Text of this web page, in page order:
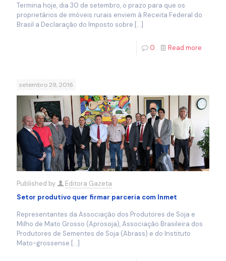
Termina hoje, dia 30 de setembro, o prazo para que os
proprietários de imóveis rurais enviem à Receita Federal do
Brasil a Declaração do Imposto sobre […]
0 Read more
setembro 29, 2016
Published by
Editora Gazeta
Setor produtivo quer firmar parceria com Inmet
Representantes da Associação dos Produtores de Soja e
Milho de Mato Grosso (Aprosoja), Associação Brasileira dos
Produtores de Sementes de Soja (Abrass) e do Instituto
Mato-grossense […]